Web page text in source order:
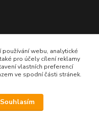
hod.
webu, analytické
pro účely cílení reklamy
vlastních preferencí
ve spodní části stránek.
Souhlasím